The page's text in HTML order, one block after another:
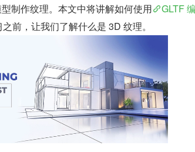
制作纹理。本文中将讲解如何使用
GLTF
前，让我们了解什么是 3D 纹理。